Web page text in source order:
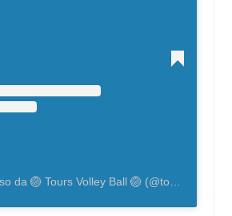
🏐 Tours Volley Ball 🏐 (@toursvolleyball)